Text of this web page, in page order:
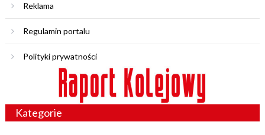
Reklama
Regulamin portalu
Polityki prywatności
Kategorie